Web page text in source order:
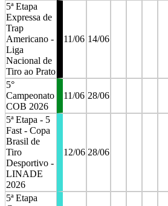
5ª Etapa
Expressa de
Trap
Americano -
Liga
Nacional de
Tiro ao Prato
11/06 14/06
5°
Campeonato
COB 2026
11/06 28/06
5ª Etapa - 5
Fast - Copa
Brasil de
Tiro
Desportivo -
LINADE
2026
12/06 28/06
5ª Etapa